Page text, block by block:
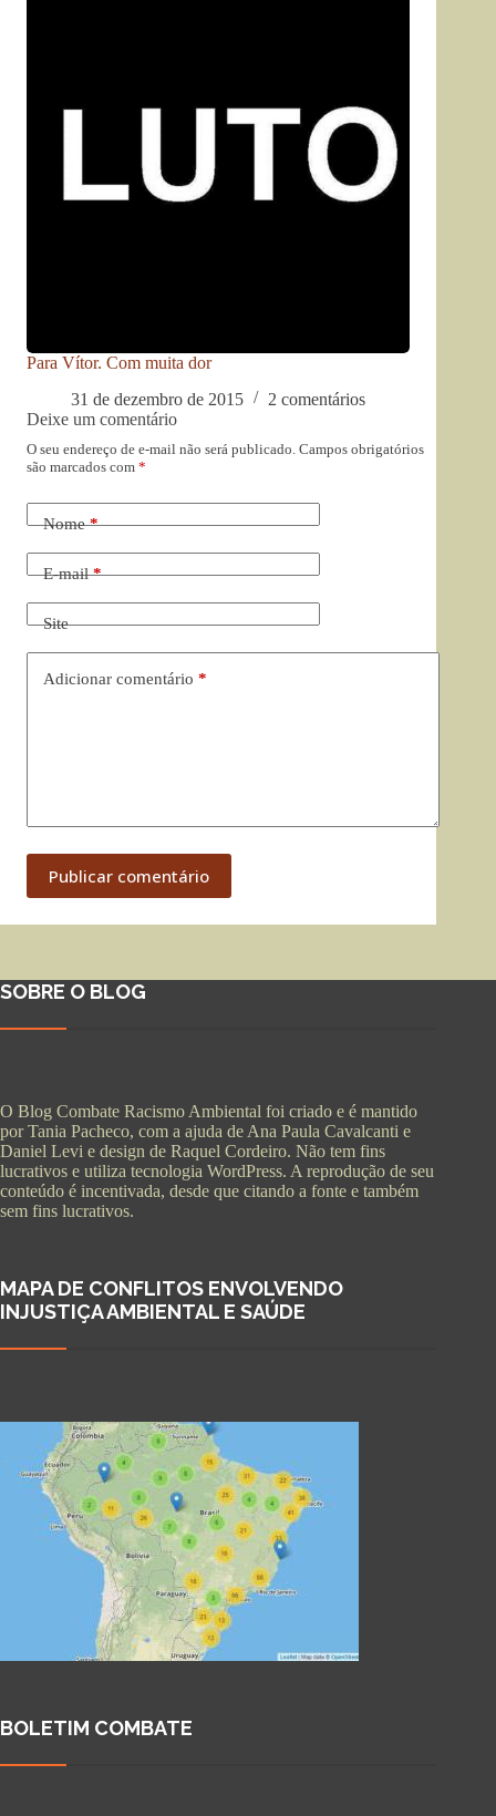
Para Vítor. Com muita dor
31 de dezembro de 2015
2 comentários
Deixe um comentário
O seu endereço de e-mail não será publicado. Campos obrigatórios
são marcados com *
Nome*
E-mail*
Site
Adicionar comentário *
Publicar comentário
SOBRE O BLOG
O Blog Combate Racismo Ambiental foi criado e é mantido
por Tania Pacheco, com a ajuda de Ana Paula Cavalcanti e
Daniel Levi e design de Raquel Cordeiro. Não tem fins
lucrativos e utiliza tecnologia WordPress. A reprodução de seu
conteúdo é incentivada, desde que citando a fonte e também
sem fins lucrativos.
MAPA DE CONFLITOS ENVOLVENDO
INJUSTIÇA AMBIENTAL E SAÚDE
BOLETIM COMBATE